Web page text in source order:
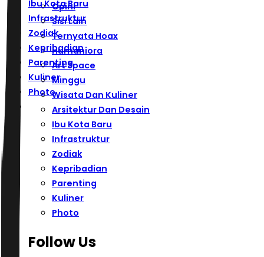
Ibu Kota Baru
Infrastruktur
Zodiak
Kepribadian
Parenting
Kuliner
Photo
Opini
Sisi Lain
Ternyata Hoax
Humaniora
Art Space
Minggu
Wisata Dan Kuliner
Arsitektur Dan Desain
Ibu Kota Baru
Infrastruktur
Zodiak
Kepribadian
Parenting
Kuliner
Photo
Follow Us